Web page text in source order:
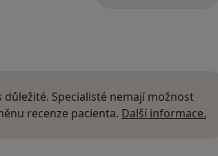
Specialisté nemají možnost
recenze pacienta. Další informace.